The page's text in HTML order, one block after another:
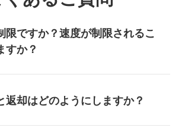
限ですか？速度が制限されるこ
すか？
限です。当社ではFUP（公正使用方針）の
ます。（ただし、他のモバイルネットワー
者の回線が一時的に混雑した場合、速度に影
ます）。万が一、ポリシーに基づく速度制
返却はどのようにしますか？
、またはホテル/ご自宅へのお届け（チェ